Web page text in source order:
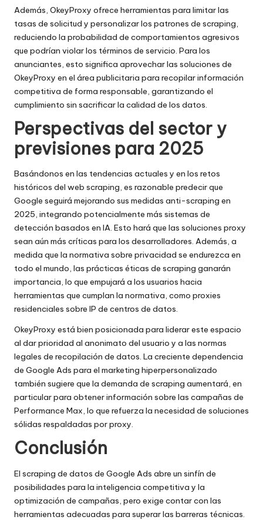
Además, OkeyProxy ofrece herramientas para limitar las
tasas de solicitud y personalizar los patrones de scraping,
reduciendo la probabilidad de comportamientos agresivos
que podrían violar los términos de servicio. Para los
anunciantes, esto significa aprovechar las soluciones de
OkeyProxy en el área publicitaria para recopilar información
competitiva de forma responsable, garantizando el
cumplimiento sin sacrificar la calidad de los datos.
Perspectivas del sector y
previsiones para 2025
Basándonos en las tendencias actuales y en los retos
históricos del web scraping, es razonable predecir que
Google seguirá mejorando sus medidas anti-scraping en
2025, integrando potencialmente más sistemas de
detección basados en IA. Esto hará que las soluciones proxy
sean aún más críticas para los desarrolladores. Además, a
medida que la normativa sobre privacidad se endurezca en
todo el mundo, las prácticas éticas de scraping ganarán
importancia, lo que empujará a los usuarios hacia
herramientas que cumplan la normativa, como proxies
residenciales sobre IP de centros de datos.
OkeyProxy está bien posicionada para liderar este espacio
al dar prioridad al anonimato del usuario y a las normas
legales de recopilación de datos. La creciente dependencia
de Google Ads para el marketing hiperpersonalizado
también sugiere que la demanda de scraping aumentará, en
particular para obtener información sobre las campañas de
Performance Max, lo que refuerza la necesidad de soluciones
sólidas respaldadas por proxy.
Conclusión
El scraping de datos de Google Ads abre un sinfín de
posibilidades para la inteligencia competitiva y la
optimización de campañas, pero exige contar con las
herramientas adecuadas para superar las barreras técnicas.